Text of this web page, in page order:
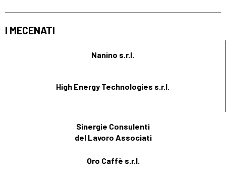
I MECENATI
Nanino s.r.l.
High Energy Technologies s.r.l.
Sinergie Consulenti
del Lavoro Associati
Oro Caffè s.r.l.